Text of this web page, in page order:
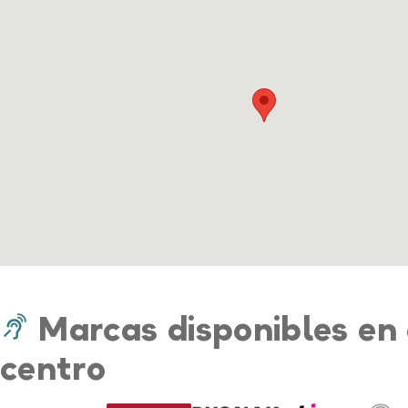
Marcas disponibles
centro